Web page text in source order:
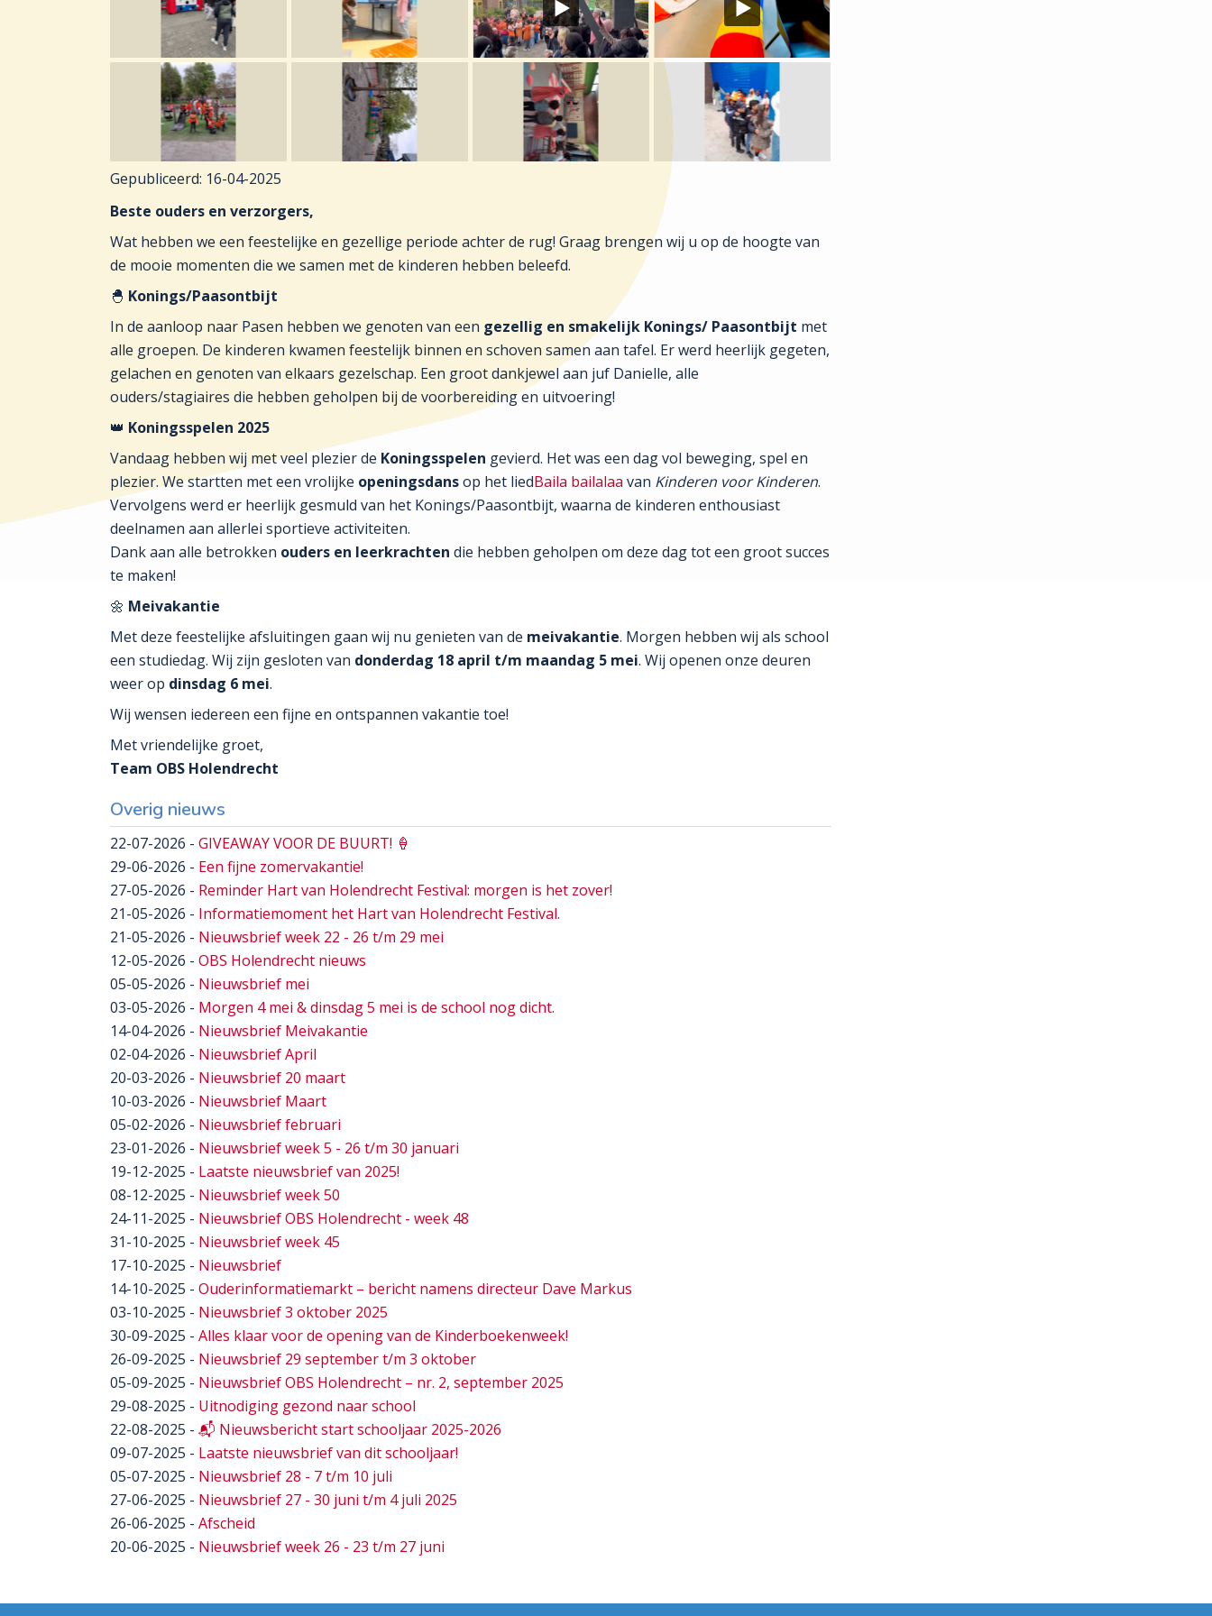
Gepubliceerd: 16-04-2025
Beste ouders en verzorgers,
Wat hebben we een feestelijke en gezellige periode achter de rug! Graag brengen wij u op de hoogte van
de mooie momenten die we samen met de kinderen hebben beleefd.
🐣 Konings/Paasontbijt
In de aanloop naar Pasen hebben we genoten van een gezellig en smakelijk Konings/ Paasontbijt met
alle groepen. De kinderen kwamen feestelijk binnen en schoven samen aan tafel. Er werd heerlijk gegeten,
gelachen en genoten van elkaars gezelschap. Een groot dankjewel aan juf Danielle, alle
ouders/stagiaires die hebben geholpen bij de voorbereiding en uitvoering!
👑 Koningsspelen 2025
Vandaag hebben wij met veel plezier de Koningsspelen gevierd. Het was een dag vol beweging, spel en
plezier. We startten met een vrolijke openingsdansop het liedBaila bailalaa van Kinderen voor Kinderen.
Vervolgens werd er heerlijk gesmuld van het Konings/Paasontbijt, waarna de kinderen enthousiast
deelnamen aan allerlei sportieve activiteiten.
Dank aan alle betrokken ouders en leerkrachten die hebben geholpen om deze dag tot een groot succes
te maken!
🌼 Meivakantie
Met deze feestelijke afsluitingen gaan wij nu genieten van de meivakantie. Morgen hebben wij als school
een studiedag. Wij zijn gesloten van donderdag 18 april t/m maandag 5 mei. Wij openen onze deuren
weer op dinsdag 6 mei.
Wij wensen iedereen een fijne en ontspannen vakantie toe!
Met vriendelijke groet,
Team OBS Holendrecht
Overig nieuws
22-07-2026 - GIVEAWAY VOOR DE BUURT! 🍦
29-06-2026 - Een fijne zomervakantie!
27-05-2026 - Reminder Hart van Holendrecht Festival: morgen is het zover!
21-05-2026 - Informatiemoment het Hart van Holendrecht Festival.
21-05-2026 - Nieuwsbrief week 22 - 26 t/m 29 mei
12-05-2026 - OBS Holendrecht nieuws
05-05-2026 - Nieuwsbrief mei
03-05-2026 - Morgen 4 mei & dinsdag 5 mei is de school nog dicht.
14-04-2026 - Nieuwsbrief Meivakantie
02-04-2026 - Nieuwsbrief April
20-03-2026 - Nieuwsbrief 20 maart
10-03-2026 - Nieuwsbrief Maart
05-02-2026 - Nieuwsbrief februari
23-01-2026 - Nieuwsbrief week 5 - 26 t/m 30 januari
19-12-2025 - Laatste nieuwsbrief van 2025!
08-12-2025 - Nieuwsbrief week 50
24-11-2025 - Nieuwsbrief OBS Holendrecht - week 48
31-10-2025 - Nieuwsbrief week 45
17-10-2025 - Nieuwsbrief
14-10-2025 - Ouderinformatiemarkt – bericht namens directeur Dave Markus
03-10-2025 - Nieuwsbrief 3 oktober 2025
30-09-2025 - Alles klaar voor de opening van de Kinderboekenweek!
26-09-2025 - Nieuwsbrief 29 september t/m 3 oktober
05-09-2025 - Nieuwsbrief OBS Holendrecht – nr. 2, september 2025
29-08-2025 - Uitnodiging gezond naar school
22-08-2025 - 📬 Nieuwsbericht start schooljaar 2025-2026
09-07-2025 - Laatste nieuwsbrief van dit schooljaar!
05-07-2025 - Nieuwsbrief 28 - 7 t/m 10 juli
27-06-2025 - Nieuwsbrief 27 - 30 juni t/m 4 juli 2025
26-06-2025 - Afscheid
20-06-2025 - Nieuwsbrief week 26 - 23 t/m 27 juni